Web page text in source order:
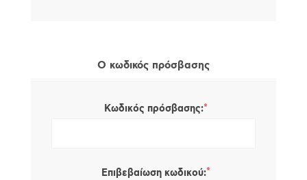
Ο κωδικός πρόσβασης
Κωδικός πρόσβασης:*
Επιβεβαίωση κωδικού:*